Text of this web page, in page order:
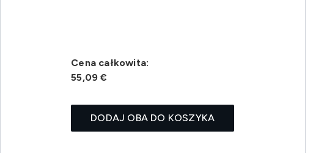
Cena całkowita:
55,09 €
DODAJ OBA DO KOSZYKA